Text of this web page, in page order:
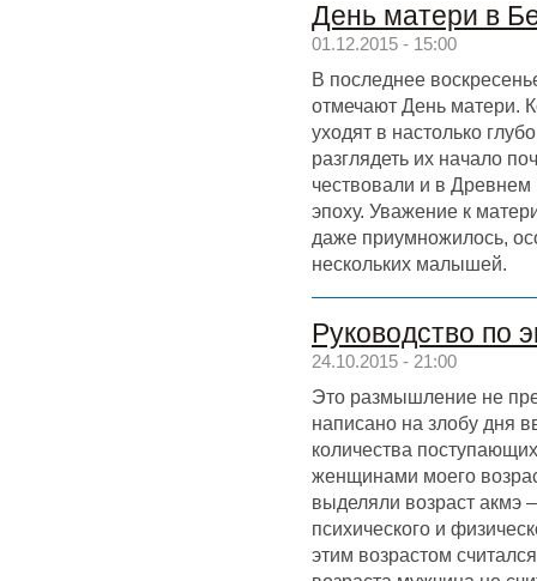
День матери в
01.12.2015 - 15:00
В последнее
отмечают День матери.
уходят в настолько
разглядеть их начало
чествовали и в
эпоху. Уважение к
даже приумножилось,
нескольких малышей.
Руководство по
24.10.2015 - 21:00
Это размышление не
написано на злобу дня
количества
женщинами моего
выделяли возраст акмэ
психического и
этим возрастом